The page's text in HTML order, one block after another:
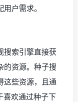
户需求。
搜索引擎直接获
的资源。种子搜
这些资源，且通
喜欢通过种子下